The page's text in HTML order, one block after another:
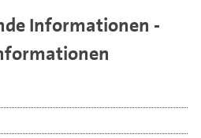
Informationen -